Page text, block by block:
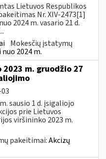
Lietuvos Respublikos
Nr. XIV-2473[1]
2024 m. vasario 21 d.
Mokesčių įstatymų
2024 m.
2023 m. gruodžio 27
sausio 1 d. įsigaliojo
prie Lietuvos
viršininko 2023 m.
pakeitimai:Akcizų